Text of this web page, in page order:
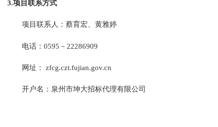
3.项目联系方式
项目联系人：蔡育宏、黄雅婷
电话：0595－22286909
网址： zfcg.czt.fujian.gov.cn
开户名： 泉州市坤大招标代理有限公司